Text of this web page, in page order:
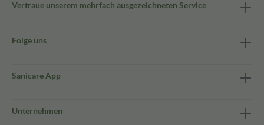
Vertraue unserem mehrfach ausgezeichneten Service
Folge uns
Sanicare App
Unternehmen